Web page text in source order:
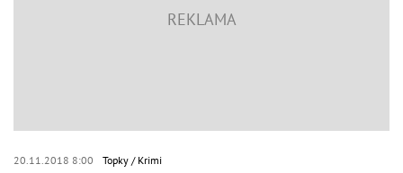
20.11.2018 8:00 Topky Krimi